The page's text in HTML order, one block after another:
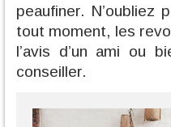
peaufiner. N’oubliez
tout moment, les
l’avis d’un ami ou
conseiller.